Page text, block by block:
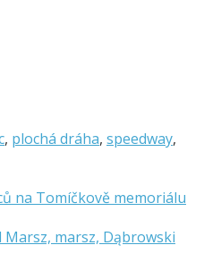
, plochá dráha, speedway,
na Tomíčkově memoriálu
marsz, Dąbrowski